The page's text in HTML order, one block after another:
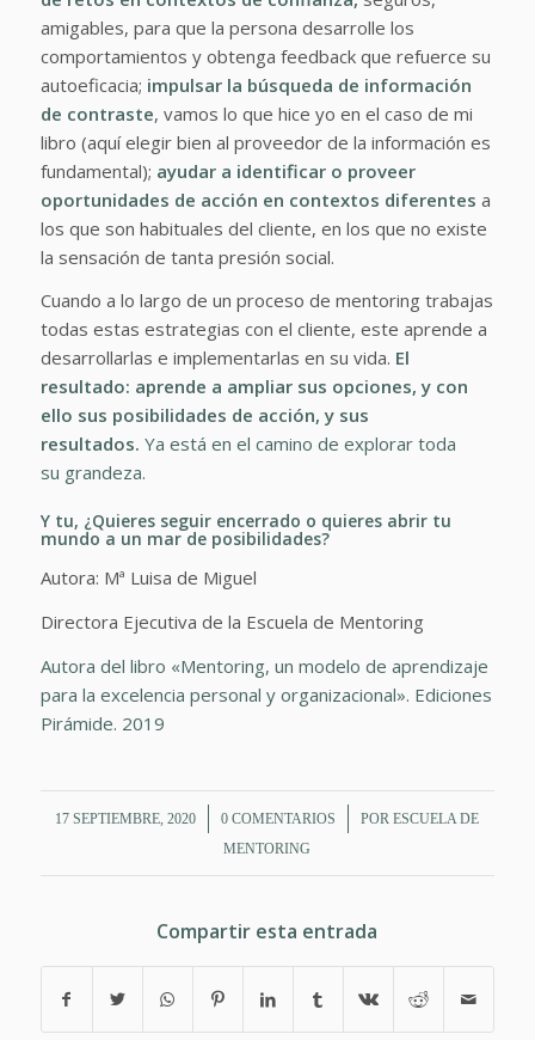
amigables, para que la persona desarrolle los
comportamientos y obtenga feedback que refuerce su
autoeficacia; impulsar la búsqueda de información
de contraste, vamos lo que hice yo en el caso de mi
libro (aquí elegir bien al proveedor de la información es
fundamental); ayudar a identificar o proveer
oportunidades de acción en contextos diferentes a
los que son habituales del cliente, en los que no existe
la sensación de tanta presión social.
Cuando a lo largo de un proceso de mentoring trabajas
todas estas estrategias con el cliente, este aprende a
desarrollarlas e implementarlas en su vida. El
resultado: aprende a ampliar sus opciones, y con
ello sus posibilidades de acción, y sus
resultados. Ya está en el camino de explorar toda
su grandeza.
Y tu, ¿Quieres seguir encerrado o quieres abrir tu
mundo a un mar de posibilidades?
Autora: Mª Luisa de Miguel
Directora Ejecutiva de la Escuela de Mentoring
Autora del libro «Mentoring, un modelo de aprendizaje
para la excelencia personal y organizacional». Ediciones
Pirámide. 2019
17 SEPTIEMBRE, 2020
/ 0 COMENTARIOS
/ PORESCUELA DE
MENTORING
Compartir esta entrada